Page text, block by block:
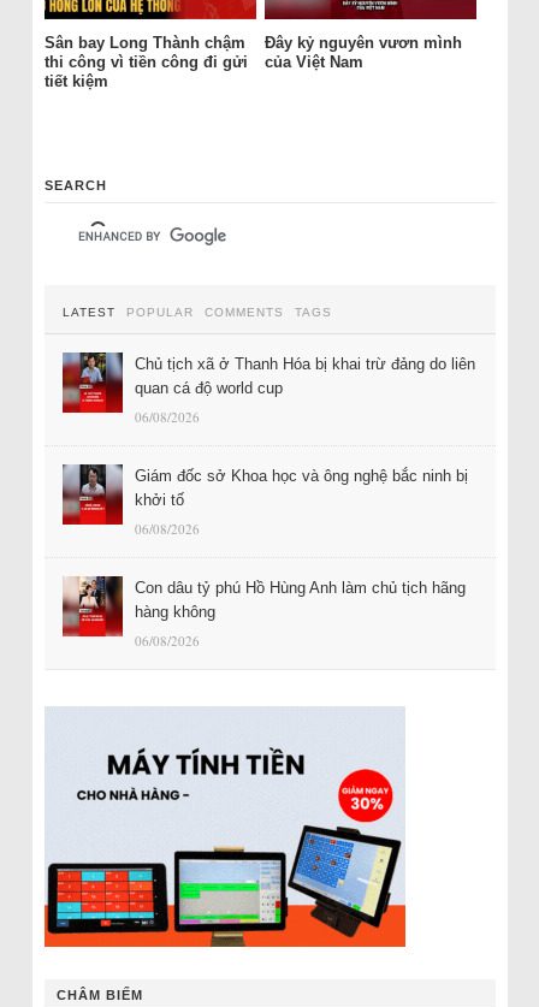
Sân bay Long Thành chậm
thi công vì tiền công đi gửi
tiết kiệm
Đây kỷ nguyên vươn mình
của Việt Nam
SEARCH
LATEST POPULAR COMMENTS TAGS
Chủ tịch xã ở Thanh Hóa bị khai trừ đảng do liên
quan cá độ world cup
06/08/2026
Giám đốc sở Khoa học và ông nghệ bắc ninh bị
khởi tố
06/08/2026
Con dâu tỷ phú Hồ Hùng Anh làm chủ tịch hãng
hàng không
06/08/2026
CHÂM BIẾM